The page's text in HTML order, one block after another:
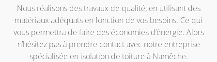
Nous réalisons des travaux de qualité, en utilisant des
matériaux adéquats en fonction de vos besoins. Ce qui
vous permettra de faire des économies d’énergie. Alors
n’hésitez pas à prendre contact avec notre entreprise
spécialisée en isolation de toiture à Namêche.